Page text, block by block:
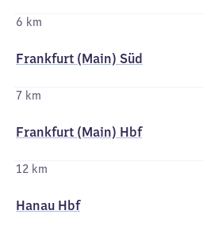
6 km
Frankfurt (Main) Süd
7 km
Frankfurt (Main) Hbf
12 km
Hanau Hbf